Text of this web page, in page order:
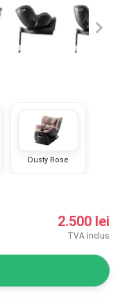
Dusty Rose
2.500 lei
TVA inclus